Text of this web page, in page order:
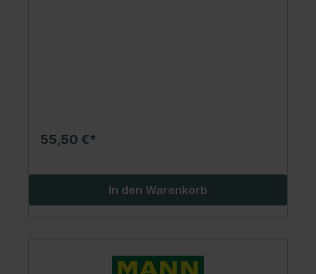
55,50 €*
In den Warenkorb